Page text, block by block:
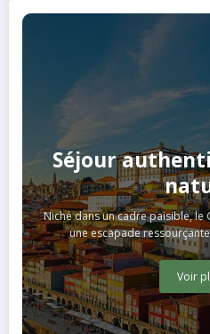
Séjour
Niché dans un cadre paisible, le
une escapade
Voir